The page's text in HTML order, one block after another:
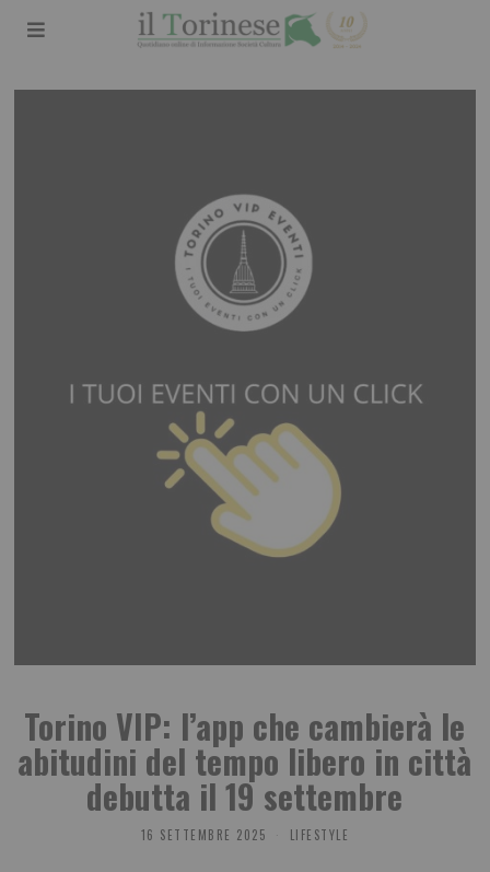
Torino VIP: l’app che cambierà le
abitudini del tempo libero in città
debutta il 19 settembre
16 SETTEMBRE 2025 LIFESTYLE